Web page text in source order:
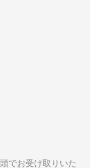
でお受け取りいた